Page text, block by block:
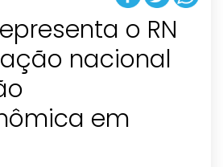
o RN
nacional
em